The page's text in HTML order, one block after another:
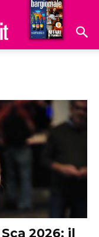
Hoteldomani
2026: il